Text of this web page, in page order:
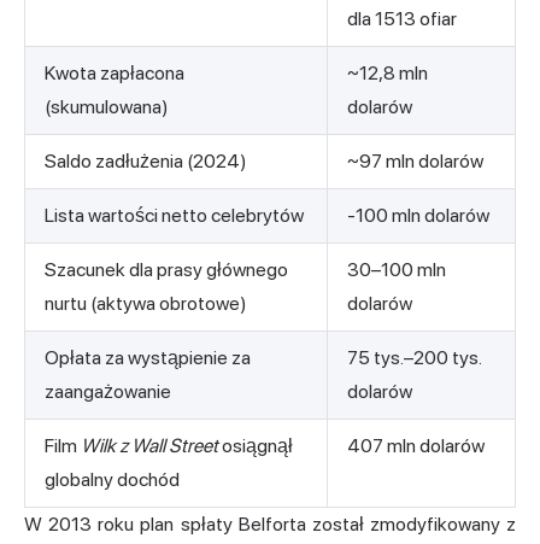
dla 1513 ofiar
Kwota zapłacona
(skumulowana)
~12,8 mln
dolarów
Saldo zadłużenia (2024) ~97 mln dolarów
Lista wartości netto celebrytów -100 mln dolarów
Szacunek dla prasy głównego
nurtu (aktywa obrotowe)
30–100 mln
dolarów
Opłata za wystąpienie za
zaangażowanie
75 tys.–200 tys.
dolarów
Film Wilk z Wall Streetosiągnął
globalny dochód
407 mln dolarów
W 2013 roku plan spłaty Belforta został zmodyfikowany z